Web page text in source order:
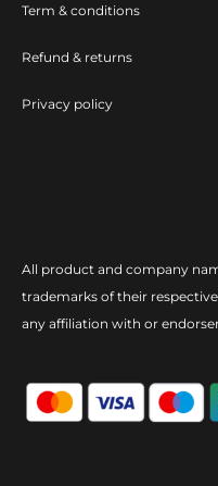
Term & conditions
Refund & returns
Privacy policy
All product and company
trademarks of their
any affiliation with or